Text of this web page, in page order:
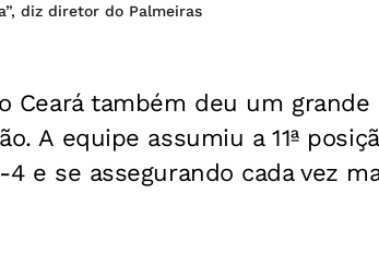
diz diretor do Palmeiras
Ceará também deu um grande
A equipe assumiu a 11ª
e se assegurando cada vez